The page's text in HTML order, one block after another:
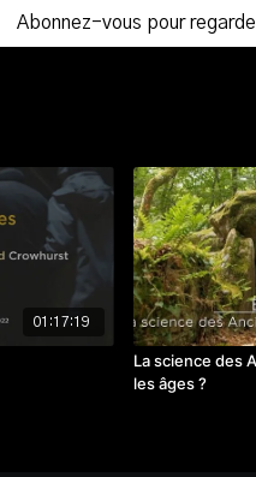
Abonnez-vous pour
01:17:19
La science des
les âges ?